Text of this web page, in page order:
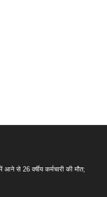
आने से 26 वर्षीय कर्मचारी की मौत;